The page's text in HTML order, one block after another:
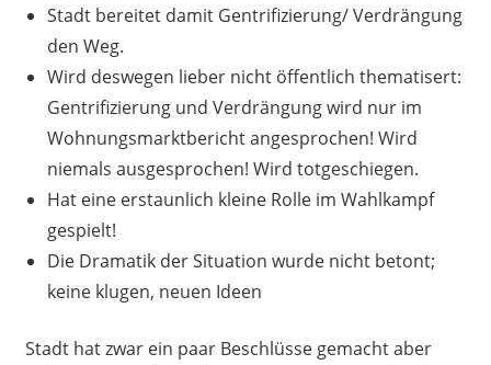
Stadt bereitet damit Gentrifizierung/ Verdrängung
den Weg.
Wird deswegen lieber nicht öffentlich thematisert:
Gentrifizierung und Verdrängung wird nur im
Wohnungsmarktbericht angesprochen! Wird
niemals ausgesprochen! Wird totgeschiegen.
Hat eine erstaunlich kleine Rolle im Wahlkampf
gespielt!
Die Dramatik der Situation wurde nicht betont;
keine klugen, neuen Ideen
Stadt hat zwar ein paar Beschlüsse gemacht aber